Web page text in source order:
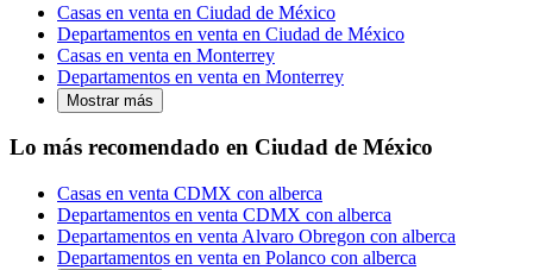
Casas en venta en Ciudad de México
Departamentos en venta en Ciudad de México
Casas en venta en Monterrey
Departamentos en venta en Monterrey
Mostrar más
Lo más recomendado en Ciudad de México
Casas en venta CDMX con alberca
Departamentos en venta CDMX con alberca
Departamentos en venta Alvaro Obregon con alberca
Departamentos en venta en Polanco con alberca